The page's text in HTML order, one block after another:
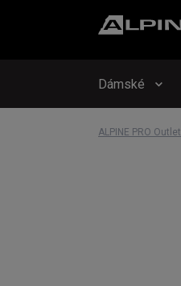
Dámské
ALPINE PRO Outlet